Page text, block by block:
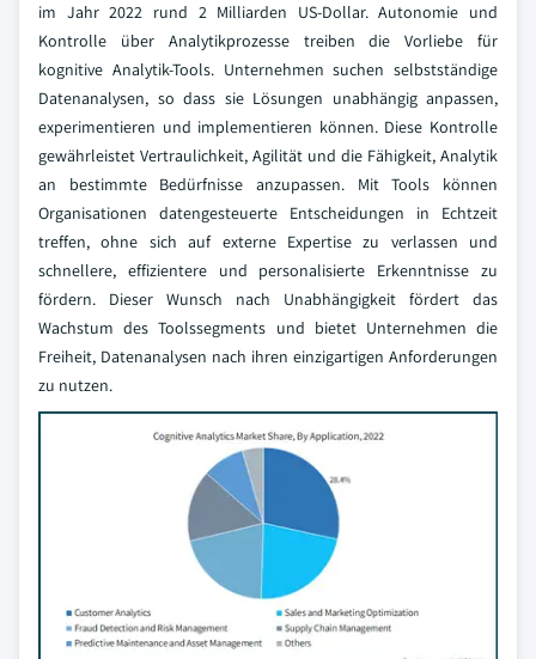
im Jahr 2022 rund 2 Milliarden US-Dollar. Autonomie und
Kontrolle über Analytikprozesse treiben die Vorliebe für
kognitive Analytik-Tools. Unternehmen suchen selbstständige
Datenanalysen, so dass sie Lösungen unabhängig anpassen,
experimentieren und implementieren können. Diese Kontrolle
gewährleistet Vertraulichkeit, Agilität und die Fähigkeit, Analytik
an bestimmte Bedürfnisse anzupassen. Mit Tools können
Organisationen datengesteuerte Entscheidungen in Echtzeit
treffen, ohne sich auf externe Expertise zu verlassen und
schnellere, effizientere und personalisierte Erkenntnisse zu
fördern. Dieser Wunsch nach Unabhängigkeit fördert das
Wachstum des Toolssegments und bietet Unternehmen die
Freiheit, Datenanalysen nach ihren einzigartigen Anforderungen
zu nutzen.